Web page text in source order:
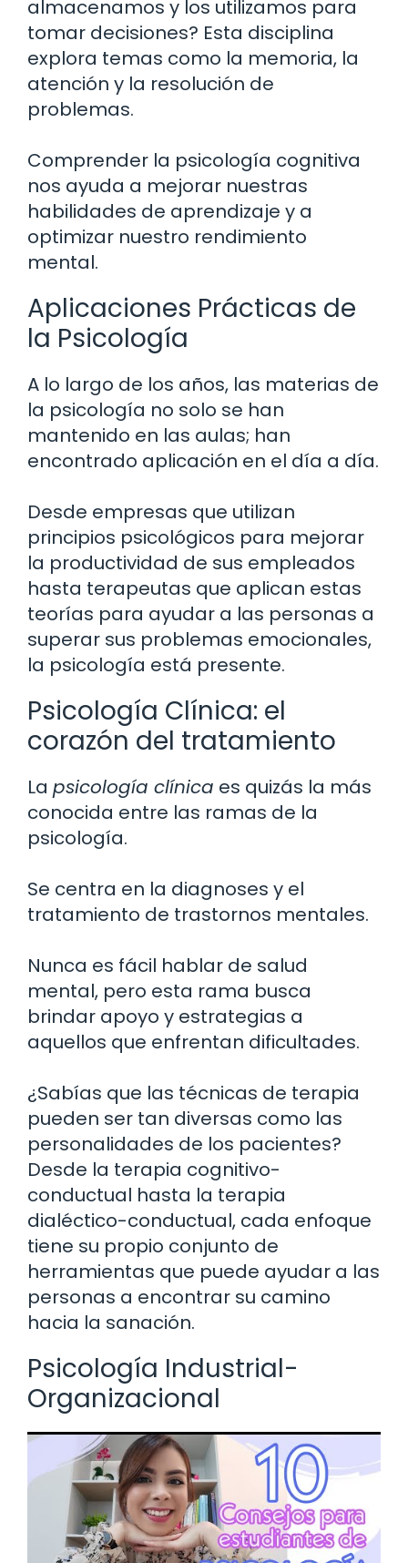
almacenamos y los utilizamos para
tomar decisiones? Esta disciplina
explora temas como la memoria, la
atención y la resolución de
problemas.
Comprender la psicología cognitiva
nos ayuda a mejorar nuestras
habilidades de aprendizaje y a
optimizar nuestro rendimiento
mental.
Aplicaciones Prácticas de
la Psicología
A lo largo de los años, las materias de
la psicología no solo se han
mantenido en las aulas; han
encontrado aplicación en el día a día.
Desde empresas que utilizan
principios psicológicos para mejorar
la productividad de sus empleados
hasta terapeutas que aplican estas
teorías para ayudar a las personas a
superar sus problemas emocionales,
la psicología está presente.
Psicología Clínica: el
corazón del tratamiento
La psicología clínica es quizás la más
conocida entre las ramas de la
psicología.
Se centra en la diagnoses y el
tratamiento de trastornos mentales.
Nunca es fácil hablar de salud
mental, pero esta rama busca
brindar apoyo y estrategias a
aquellos que enfrentan dificultades.
¿Sabías que las técnicas de terapia
pueden ser tan diversas como las
personalidades de los pacientes?
Desde la terapia cognitivo-
conductual hasta la terapia
dialéctico-conductual, cada enfoque
tiene su propio conjunto de
herramientas que puede ayudar a las
personas a encontrar su camino
hacia la sanación.
Psicología Industrial-
Organizacional